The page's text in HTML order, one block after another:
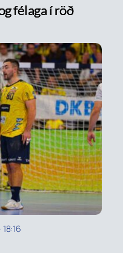
félaga í röð
18:16